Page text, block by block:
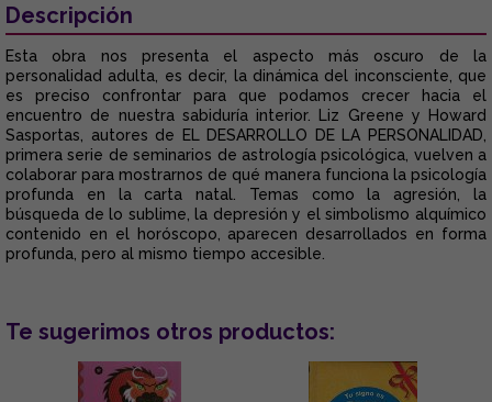
Descripción
Esta obra nos presenta el aspecto más oscuro de la
personalidad adulta, es decir, la dinámica del inconsciente, que
es preciso confrontar para que podamos crecer hacia el
encuentro de nuestra sabiduría interior. Liz Greene y Howard
Sasportas, autores de EL DESARROLLO DE LA PERSONALIDAD,
primera serie de seminarios de astrología psicológica, vuelven a
colaborar para mostrarnos de qué manera funciona la psicología
profunda en la carta natal. Temas como la agresión, la
búsqueda de lo sublime, la depresión y el simbolismo alquímico
contenido en el horóscopo, aparecen desarrollados en forma
profunda, pero al mismo tiempo accesible.
Te sugerimos otros productos: